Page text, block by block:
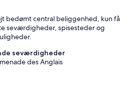
bedømt central beliggenhed, kun få
seværdigheder, spisesteder og
seværdigheder
des Anglais